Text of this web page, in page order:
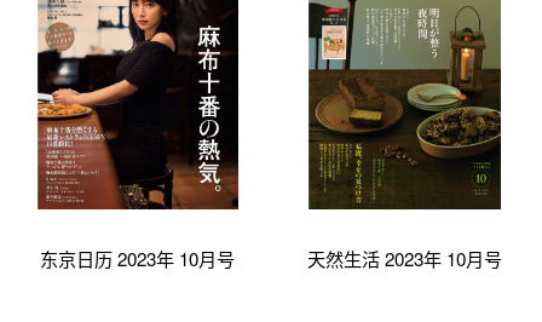
东京日历 2023年 10月号 天然生活 2023年 10月号